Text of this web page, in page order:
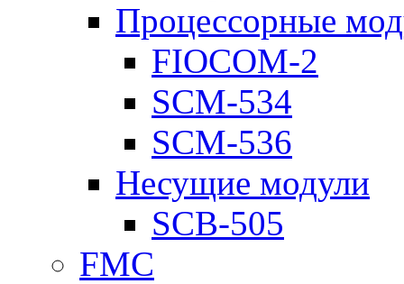
Процессорные
FIOCOM-2
SCM-534
SCM-536
Несущие модули
SCB-505
FMC